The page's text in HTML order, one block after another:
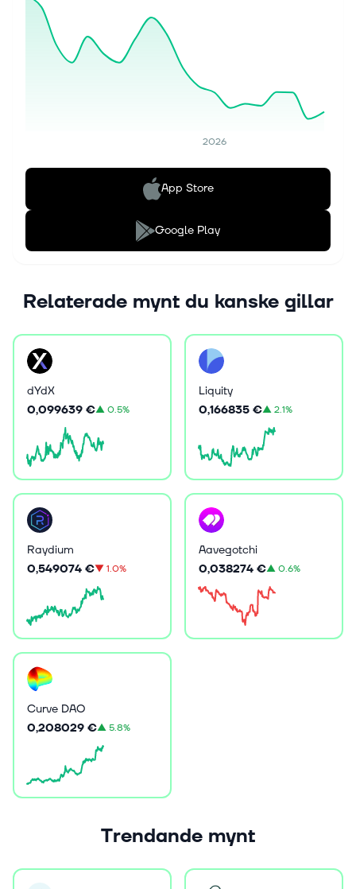
2026
App Store
Google Play
Relaterade mynt du kanske gillar
dYdX
0,099639 €▲0.5%
Liquity
0,166835 €▲2.1%
Raydium
0,549074 €▼1.0%
Aavegotchi
0,038274 €▲0.6%
Curve DAO
0,208029 €▲5.8%
Trendande mynt